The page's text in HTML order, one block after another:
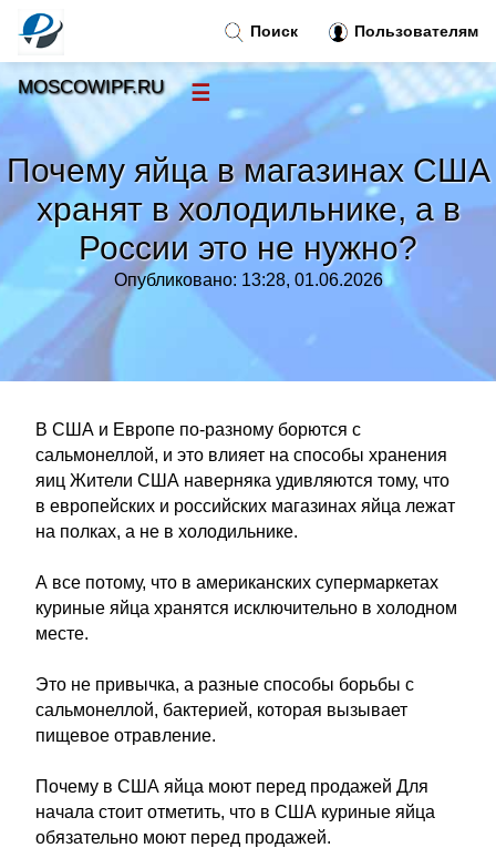
Почему яйца в магазинах США
хранят в холодильнике, а в
России это не нужно?
Опубликовано: 13:28, 01.06.2026
В США и Европе по-разному борются с
сальмонеллой, и это влияет на способы хранения
яиц Жители США наверняка удивляются тому, что
в европейских и российских магазинах яйца лежат
на полках, а не в холодильнике.
А все потому, что в американских супермаркетах
куриные яйца хранятся исключительно в холодном
месте.
Это не привычка, а разные способы борьбы с
сальмонеллой, бактерией, которая вызывает
пищевое отравление.
Почему в США яйца моют перед продажей Для
начала стоит отметить, что в США куриные яйца
обязательно моют перед продажей.
Поиск Пользователям
MOSCOWIPF.RU ☰
Новости
Тренды новостей »
Рубрики»
Правила »
Контакт»